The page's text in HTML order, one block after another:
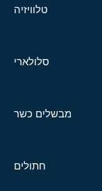
טלוויזיה
סלולארי
מבשלים כשר
חתולים